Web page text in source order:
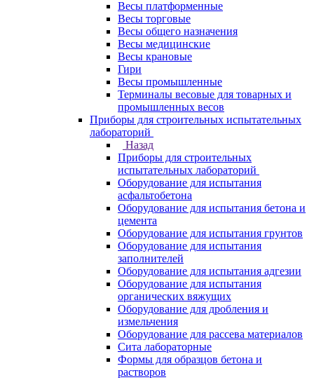
Весы платформенные
Весы торговые
Весы общего назначения
Весы медицинские
Весы крановые
Гири
Весы промышленные
Терминалы весовые для товарных и
промышленных весов
Приборы для строительных испытательных
лабораторий
Назад
Приборы для строительных
испытательных лабораторий
Оборудование для испытания
асфальтобетона
Оборудование для испытания бетона и
цемента
Оборудование для испытания грунтов
Оборудование для испытания
заполнителей
Оборудование для испытания адгезии
Оборудование для испытания
органических вяжущих
Оборудование для дробления и
измельчения
Оборудование для рассева материалов
Сита лабораторные
Формы для образцов бетона и
растворов